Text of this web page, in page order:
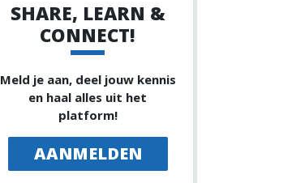
SHARE, LEARN &
CONNECT!
Meld je aan, deel jouw kennis
en haal alles uit het
platform!
AANMELDEN